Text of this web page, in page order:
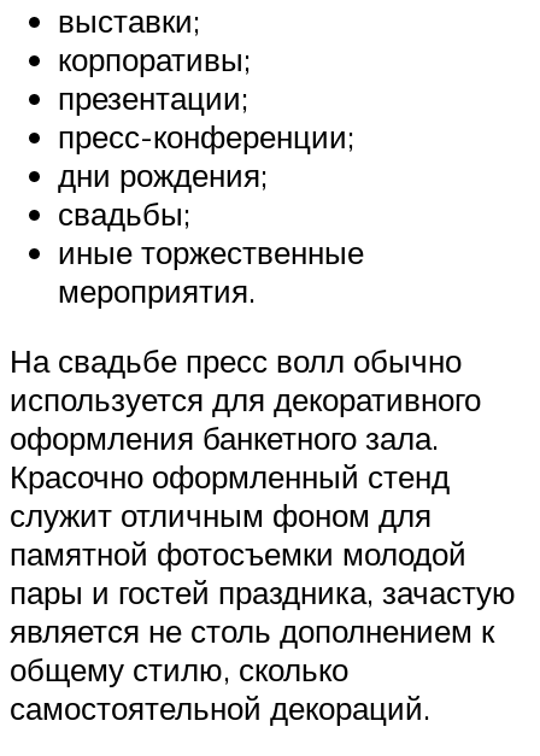
выставки;
корпоративы;
презентации;
пресс-конференции;
дни рождения;
свадьбы;
иные торжественные
мероприятия.
На свадьбе пресс волл обычно
используется для декоративного
оформления банкетного зала.
Красочно оформленный стенд
служит отличным фоном для
памятной фотосъемки молодой
пары и гостей праздника, зачастую
является не столь дополнением к
общему стилю, сколько
самостоятельной декораций.